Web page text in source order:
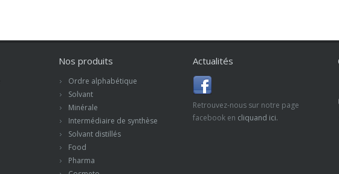
Nos produits
Ordre alphabétique
Solvant
Minérale
Intermédiaire de synthèse
Solvant distillés
Food
Pharma
Actualités
Retrouvez-nous sur notre page
facebook en cliquand ici.